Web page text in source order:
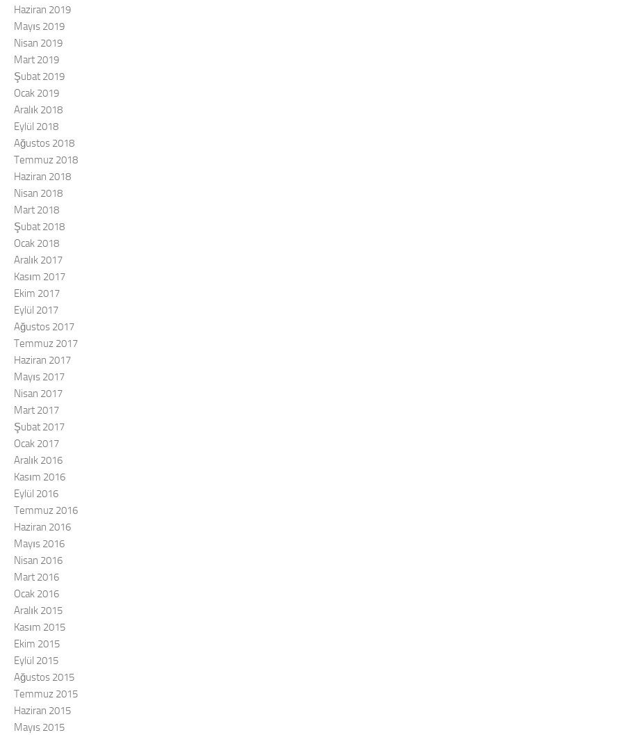
Haziran 2019
Mayıs 2019
Nisan 2019
Mart 2019
Şubat 2019
Ocak 2019
Aralık 2018
Eylül 2018
Ağustos 2018
Temmuz 2018
Haziran 2018
Nisan 2018
Mart 2018
Şubat 2018
Ocak 2018
Aralık 2017
Kasım 2017
Ekim 2017
Eylül 2017
Ağustos 2017
Temmuz 2017
Haziran 2017
Mayıs 2017
Nisan 2017
Mart 2017
Şubat 2017
Ocak 2017
Aralık 2016
Kasım 2016
Eylül 2016
Temmuz 2016
Haziran 2016
Mayıs 2016
Nisan 2016
Mart 2016
Ocak 2016
Aralık 2015
Kasım 2015
Ekim 2015
Eylül 2015
Ağustos 2015
Temmuz 2015
Haziran 2015
Mayıs 2015